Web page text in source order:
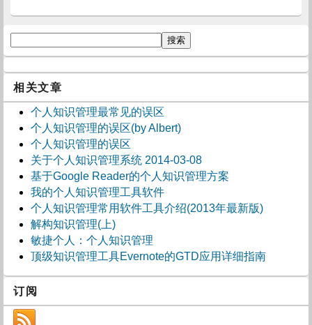
相关文章
个人知识管理最常见的误区
个人知识管理的误区(by Albert)
个人知识管理的误区
关于个人知识管理系统 2014-03-08
基于Google Reader的个人知识管理方案
我的个人知识管理工具软件
个人知识管理常用软件工具介绍(2013年最新版)
解构知识管理(上)
敏捷个人：个人知识管理
顶级知识管理工具Evernote的GTD应用详细指南
订阅